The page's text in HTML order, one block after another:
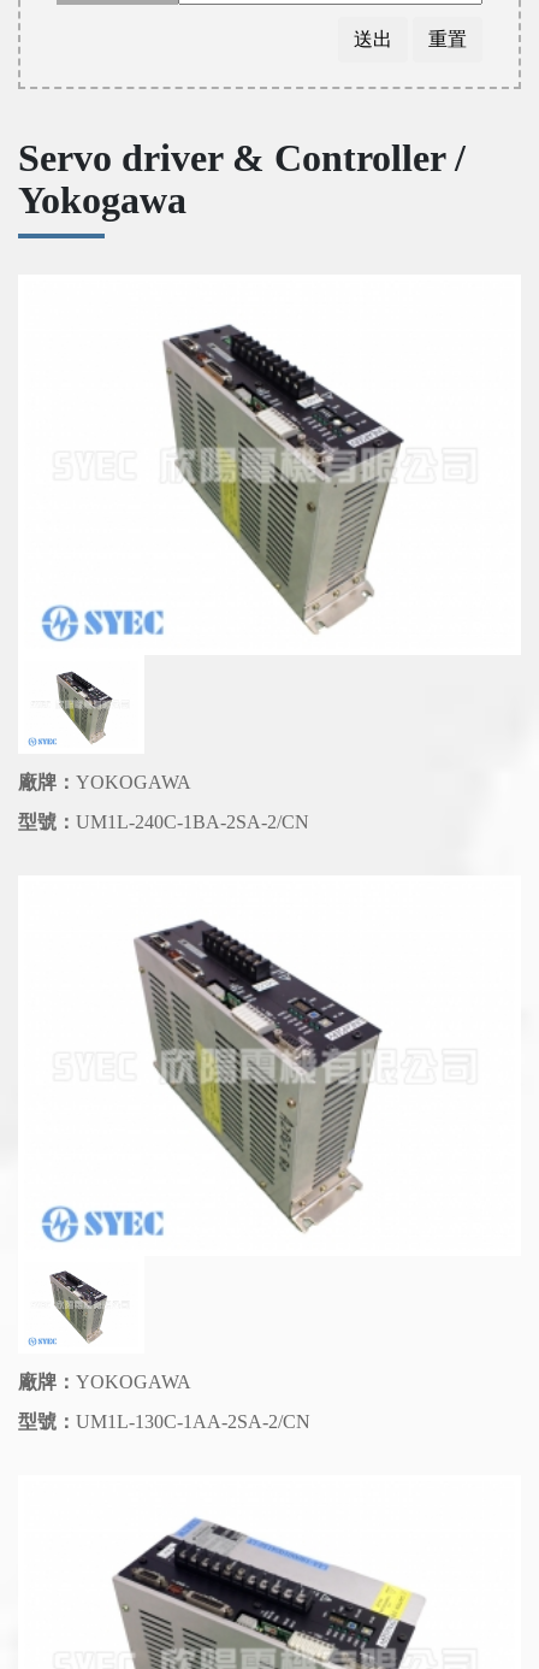
送出 重置
Servo driver & Controller /
Yokogawa
廠牌： YOKOGAWA
型號： UM1L-240C-1BA-2SA-2/CN
廠牌： YOKOGAWA
型號： UM1L-130C-1AA-2SA-2/CN